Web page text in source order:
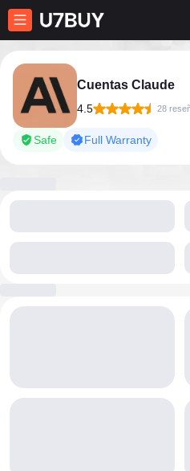
Cuentas Claude
4.5 28
Safe Full Warranty